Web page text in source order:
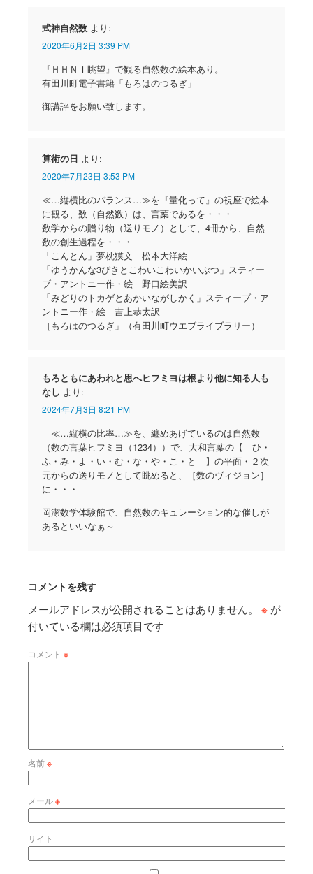
式神自然数 より:
2020年6月2日 3:39 PM
『ＨＨＮＩ眺望』で観る自然数の絵本あり。
有田川町電子書籍「もろはのつるぎ」
御講評をお願い致します。
算術の日 より:
2020年7月23日 3:53 PM
≪…縦横比のバランス…≫を『量化って』の視座で絵本
に観る、数（自然数）は、言葉であるを・・・
数学からの贈り物（送りモノ）として、4冊から、自然
数の創生過程を・・・
「こんとん」夢枕獏文 松本大洋絵
「ゆうかんな3びきとこわいこわいかいぶつ」スティー
ブ・アントニー作・絵 野口絵美訳
「みどりのトカゲとあかいながしかく」スティーブ・ア
ントニー作・絵 吉上恭太訳
［もろはのつるぎ」（有田川町ウエブライブラリー）
もろともにあわれと思へヒフミヨは根より他に知る人も
なし より:
2024年7月3日 8:21 PM
≪…縦横の比率…≫を、纏めあげているのは自然数
（数の言葉ヒフミヨ（1234））で、大和言葉の【 ひ・
ふ・み・よ・い・む・な・や・こ・と 】の平面・２次
元からの送りモノとして眺めると、［数のヴィジョン］
に・・・
岡潔数学体験館で、自然数のキュレーション的な催しが
あるといいなぁ～
コメントを残す
メールアドレスが公開されることはありません。 ※ が
付いている欄は必須項目です
コメント ※
名前※
メール※
サイト